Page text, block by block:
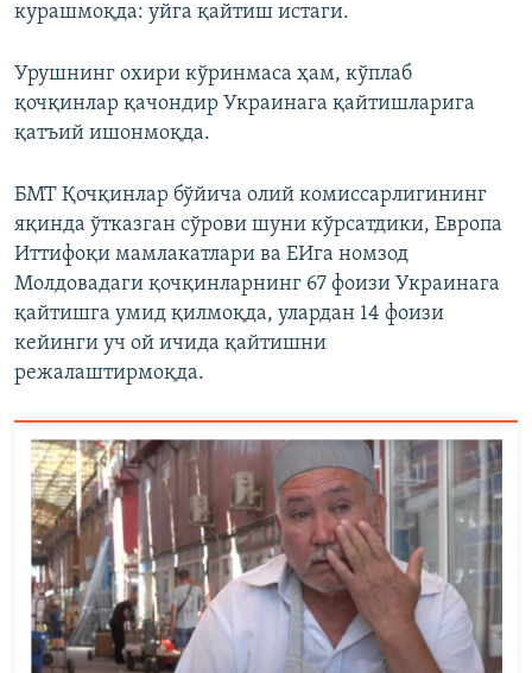
курашмоқда: уйга қайтиш истаги.
Урушнинг охири кўринмаса ҳам, кўплаб
қочқинлар қачондир Украинага қайтишларига
қатъий ишонмоқда.
БМТ Қочқинлар бўйича олий комиссарлигининг
яқинда ўтказган сўрови шуни кўрсатдики, Европа
Иттифоқи мамлакатлари ва ЕИга номзод
Молдовадаги қочқинларнинг 67 фоизи Украинага
қайтишга умид қилмоқда, улардан 14 фоизи
кейинги уч ой ичида қайтишни
режалаштирмоқда.